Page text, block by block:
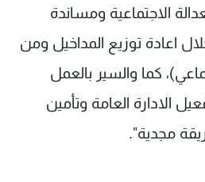
الاجتماعية ومساندة
اعادة توزيع المداخيل ومن
كما والسير بالعمل
الادارة العامة وتأمين
مجدية".